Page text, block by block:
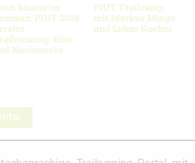
hinaus im
PIUT 2026
Elite
Nachwuchs
PIUT Trailcamp
mit Markus Mingo
und Lukas Kocher